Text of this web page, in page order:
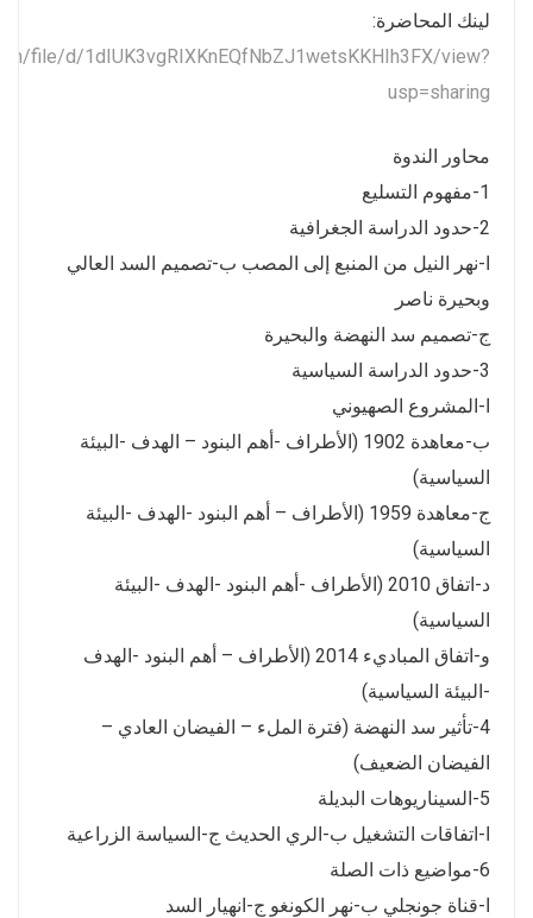
لينك المحاضرة:
file/d/1dIUK3vgRIXKnEQfNbZJ1wetsKKHIh3FX/view?
usp=sharing
محاور الندوة
1-مفهوم التسليع
2-حدود الدراسة الجغرافية
ا-نهر النيل من المنبع إلى المصب ب-تصميم السد العالي
وبحيرة ناصر
ج-تصميم سد النهضة والبحيرة
3-حدود الدراسة السياسية
ا-المشروع الصهيوني
ب-معاهدة 1902 (الأطراف -أهم البنود – الهدف -البيئة
السياسية)
ج-معاهدة 1959 (الأطراف – أهم البنود -الهدف -البيئة
السياسية)
د-اتفاق 2010 (الأطراف -أهم البنود -الهدف -البيئة
السياسية)
و-اتفاق المباديء 2014 (الأطراف – أهم البنود -الهدف
-البيئة السياسية)
4-تأثير سد النهضة (فترة الملء – الفيضان العادي –
الفيضان الضعيف)
5-السيناريوهات البديلة
ا-اتفاقات التشغيل ب-الري الحديث ج-السياسة الزراعية
6-مواضيع ذات الصلة
ا-قناة جونجلي ب-نهر الكونغو ج-انهيار السد